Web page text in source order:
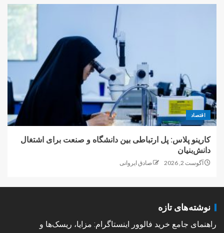
اقتصاد
کارینو پلاس: پل ارتباطی بین دانشگاه و صنعت برای اشتغال
دانش‌بنیان
آگوست 2, 2026 صادق ایروانی
نوشته‌های تازه
راهنمای جامع خرید فالوور اینستاگرام: مزایا، ریسک‌ها و